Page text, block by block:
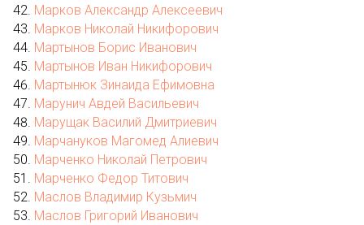
Марков Александр Алексеевич
Марков Николай Никифорович
Мартынов Борис Иванович
Мартынов Иван Никифорович
Мартынюк Зинаида Ефимовна
Марунич Авдей Васильевич
Марущак Василий Дмитриевич
Марчануков Магомед Алиевич
Марченко Николай Петрович
Марченко Федор Титович
Маслов Владимир Кузьмич
Маслов Григорий Иванович